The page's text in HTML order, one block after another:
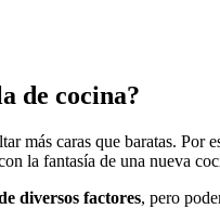
de cocina?
más caras que baratas.
la fantasía de una nueva
diversos factores, pero